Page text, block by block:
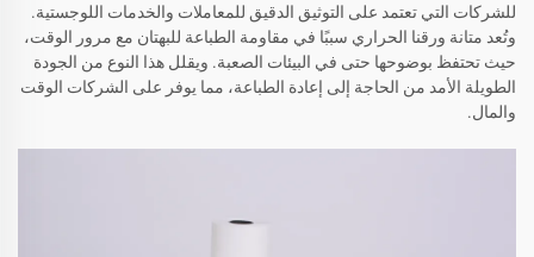
للشركات التي تعتمد على التوثيق الدقيق للمعاملات والخدمات اللوجستية.
وتُعد متانة ورقنا الحراري سببًا في مقاومة الطباعة للبهتان مع مرور الوقت،
حيث تحتفظ بوضوحها حتى في البيئات الصعبة. ويقلل هذا النوع من الجودة
الطويلة الأمد من الحاجة إلى إعادة الطباعة، مما يوفر على الشركات الوقت
والمال.